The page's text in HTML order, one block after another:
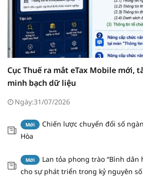
Cục Thuế ra mắt eTax Mobile mới,
minh bạch dữ liệu
Ngày:31/07/2026
Mới
Chiến lược chuyển đổi số
Hòa
Mới
Lan tỏa phong trào “Bình dân
cho sự phát triển trong kỷ nguyên số